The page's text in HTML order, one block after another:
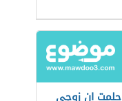
حلمت ان زوجي